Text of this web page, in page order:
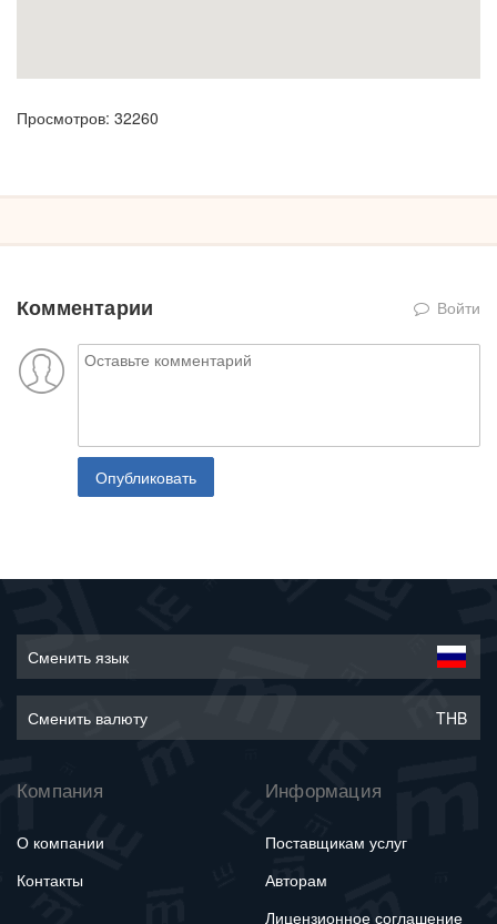
Просмотров: 32260
Комментарии Войти
Опубликовать
Сменить язык
Сменить валюту THB
Компания
О компании
Контакты
Информация
Поставщикам услуг
Авторам
Лицензионное соглашение